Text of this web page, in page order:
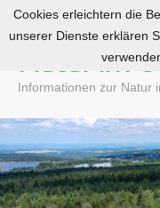
o
c
o
n
Natur im
Informationen zur Natur
Cookies erleichtern die
unserer Dienste erklären